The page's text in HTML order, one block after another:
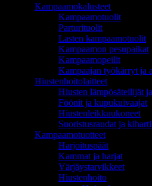
Kampaamokalusteet
Kampaamotuolit
Parturituolit
Lasten kampaamotuolit
Kampaamon pesupaikat
Kampaamopeilit
Kampaajan työkärryt ja
Hiustenhoitolaitteet
Hiusten lämpösäteilijät
Föönit ja kupukuivaajat
Hiustenleikkuukoneet
Suoristusraudat ja
Kampaamotuotteet
Harjoituspäät
Kammat ja harjat
Värjäystarvikkeet
Hiustenhoito